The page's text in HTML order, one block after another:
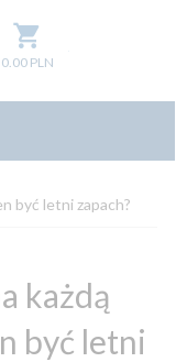
0.00 PLN
być letni zapach?
każdą
być letni